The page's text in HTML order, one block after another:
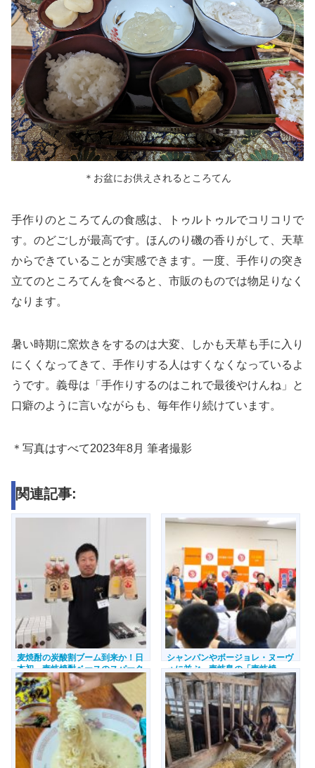
＊お盆にお供えされるところてん
手作りのところてんの食感は、トゥルトゥルでコリコリで
す。のどごしが最高です。ほんのり磯の香りがして、天草
からできていることが実感できます。一度、手作りの突き
立てのところてんを食べると、市販のものでは物足りなく
なります。
暑い時期に窯炊きをするのは大変、しかも天草も手に入り
にくくなってきて、手作りする人はすくなくなっているよ
うです。義母は「手作りするのはこれで最後やけんね」と
口癖のように言いながらも、毎年作り続けています。
＊写真はすべて2023年8月 筆者撮影
関連記事:
麦焼酎の炭酸割ブーム到来か！日
本初、壱岐焼酎ベースのスパーク
リングカクテル「イキノクラフ
ト」誕生。【長崎県壱岐市】
シャンパンやボージョレ・ヌーヴ
ォに並ぶ、壱岐島の「壱岐焼
酎」。7月1日「壱岐焼酎の日」乾
杯イベントに潜入取材！【長崎県
壱岐市】